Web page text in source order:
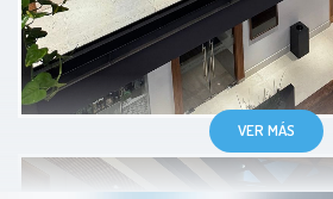
Paciente
VER MÁS